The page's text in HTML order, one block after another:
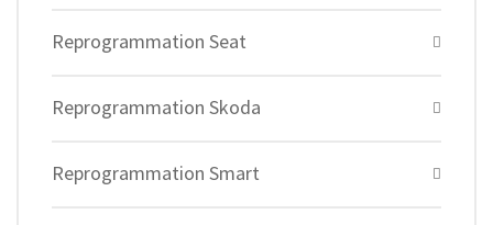
Reprogrammation Seat
Reprogrammation Skoda
Reprogrammation Smart